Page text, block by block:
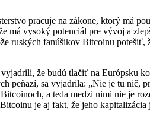
pracuje na zákone, ktorý má
vysoký potenciál pre vývoj a
ruských fanúšikov Bitcoinu
že budú tlačiť na Európsku
peňazí, sa vyjadrila: „Nie je tu
a teda medzi nimi nie je
je aj fakt, že jeho kapitalizácia